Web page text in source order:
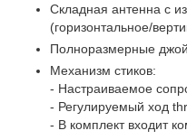
Складная антенна с
(горизонтальное/
Полноразмерные
Механизм стиков:
- Настраиваемое
- Регулируемый ход
- В комплект входит